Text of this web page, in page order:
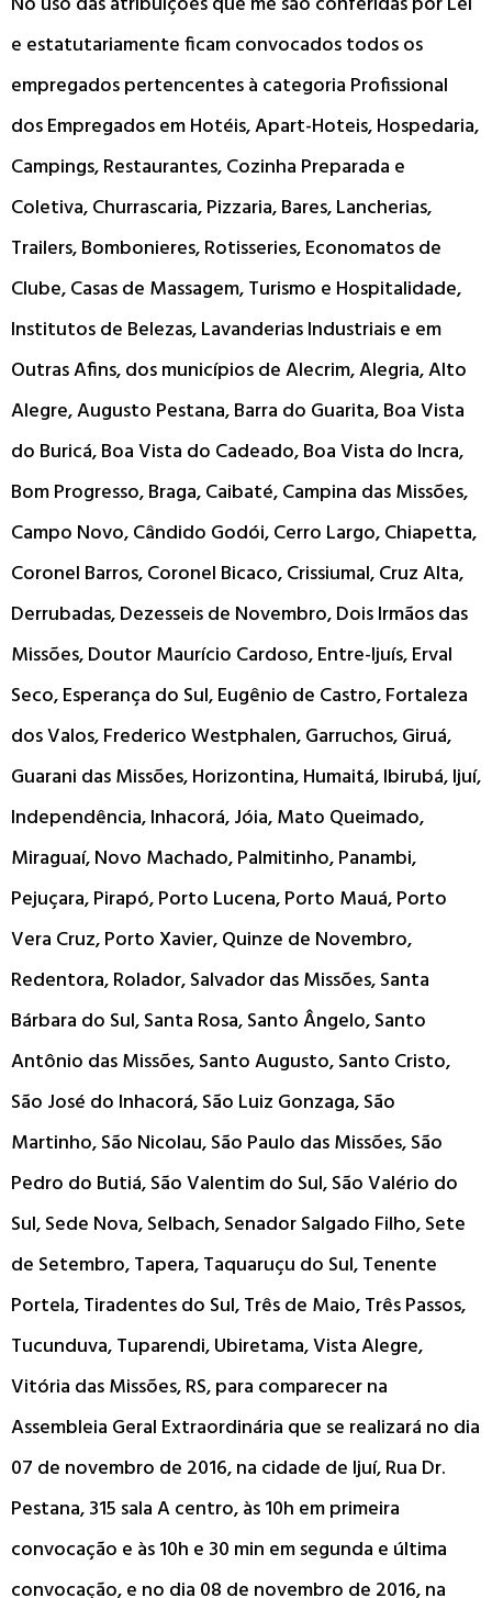
e estatutariamente ficam convocados todos os
empregados pertencentes à categoria Profissional
dos Empregados em Hotéis, Apart-Hoteis, Hospedaria,
Campings, Restaurantes, Cozinha Preparada e
Coletiva, Churrascaria, Pizzaria, Bares, Lancherias,
Trailers, Bombonieres, Rotisseries, Economatos de
Clube, Casas de Massagem, Turismo e Hospitalidade,
Institutos de Belezas, Lavanderias Industriais e em
Outras Afins, dos municípios de Alecrim, Alegria, Alto
Alegre, Augusto Pestana, Barra do Guarita, Boa Vista
do Buricá, Boa Vista do Cadeado, Boa Vista do Incra,
Bom Progresso, Braga, Caibaté, Campina das Missões,
Campo Novo, Cândido Godói, Cerro Largo, Chiapetta,
Coronel Barros, Coronel Bicaco, Crissiumal, Cruz Alta,
Derrubadas, Dezesseis de Novembro, Dois Irmãos das
Missões, Doutor Maurício Cardoso, Entre-Ijuís, Erval
Seco, Esperança do Sul, Eugênio de Castro, Fortaleza
dos Valos, Frederico Westphalen, Garruchos, Giruá,
Guarani das Missões, Horizontina, Humaitá, Ibirubá, Ijuí,
Independência, Inhacorá, Jóia, Mato Queimado,
Miraguaí, Novo Machado, Palmitinho, Panambi,
Pejuçara, Pirapó, Porto Lucena, Porto Mauá, Porto
Vera Cruz, Porto Xavier, Quinze de Novembro,
Redentora, Rolador, Salvador das Missões, Santa
Bárbara do Sul, Santa Rosa, Santo Ângelo, Santo
Antônio das Missões, Santo Augusto, Santo Cristo,
São José do Inhacorá, São Luiz Gonzaga, São
Martinho, São Nicolau, São Paulo das Missões, São
Pedro do Butiá, São Valentim do Sul, São Valério do
Sul, Sede Nova, Selbach, Senador Salgado Filho, Sete
de Setembro, Tapera, Taquaruçu do Sul, Tenente
Portela, Tiradentes do Sul, Três de Maio, Três Passos,
Tucunduva, Tuparendi, Ubiretama, Vista Alegre,
Vitória das Missões, RS, para comparecer na
Assembleia Geral Extraordinária que se realizará no dia
07 de novembro de 2016, na cidade de Ijuí, Rua Dr.
Pestana, 315 sala A centro, às 10h em primeira
convocação e às 10h e 30 min em segunda e última
convocação, e no dia 08 de novembro de 2016, na